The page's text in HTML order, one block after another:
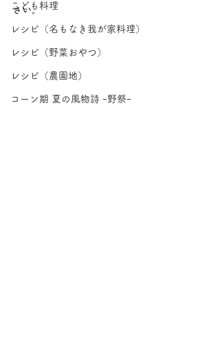
こども料理
レシピ（名もなき我が家料理）
レシピ（野菜おやつ）
レシピ（農園地）
コーン期 夏の風物詩 ｰ野祭ｰ
さい。